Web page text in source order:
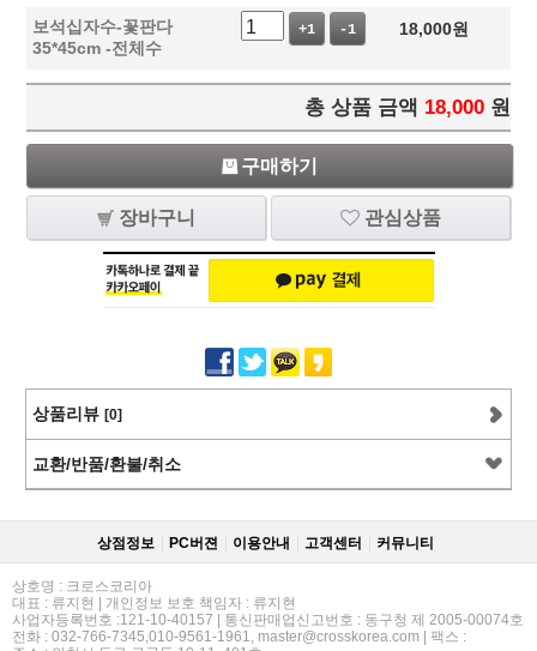
보석십자수-꽃판다
35*45cm -전체수
+1 -1 18,000원
총 상품 금액 18,000 원
구매하기
장바구니 관심상품
상품리뷰 [0]
교환/반품/환불/취소
상점정보 PC버젼 이용안내 고객센터 커뮤니티
상호명 : 크로스코리아
대표 : 류지현 | 개인정보 보호 책임자 : 류지현
사업자등록번호 :121-10-40157 | 통신판매업신고번호 : 동구청 제 2005-00074호
전화 : 032-766-7345,010-9561-1961, master@crosskorea.com | 팩스 :